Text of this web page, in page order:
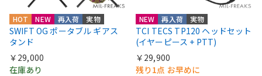
HOT NEW 再入荷 実物
SWIFT OG ポータブル ギアス
タンド
￥29,000
在庫あり
NEW 再入荷 実物
TCI TECS TP120 ヘッドセット
(イヤーピース + PTT)
￥29,900
残り1点 お早めに